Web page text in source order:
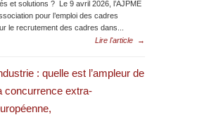
et solutions ? Le 9 avril 2026, l’AJPME
pour l’emploi des cadres
le recrutement des cadres dans...
Lire l'article
→
: quelle est l’ampleur de
concurrence extra-